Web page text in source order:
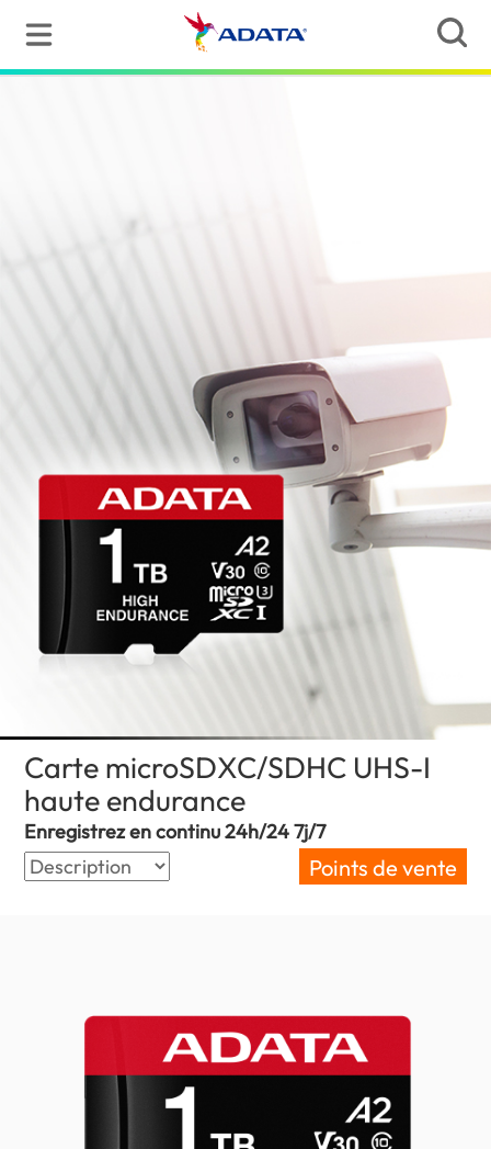
Carte microSDXC/SDHC UHS-I
haute endurance
Enregistrez en continu 24h/24 7j/7
Points de vente